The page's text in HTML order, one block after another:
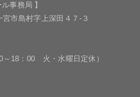
事務局 】
市島村字上深田４７-３
18：00 火・水曜日定休）